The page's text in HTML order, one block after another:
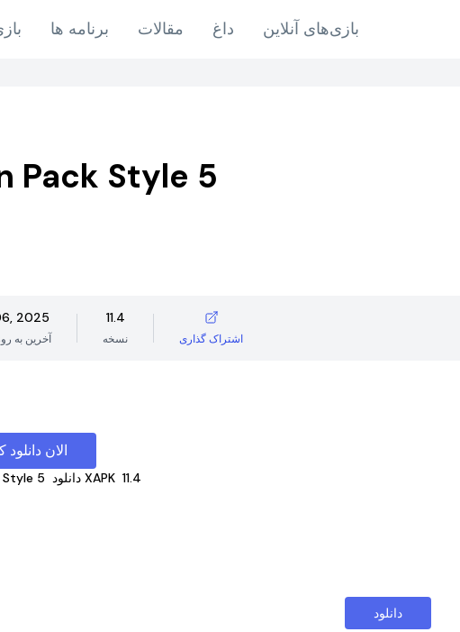
برنامه ها مقالات داغ بازی‌های آنلاین
Pack Style 5
2025
آخرین به
11.4
نسخه اشتراک گذاری
الان دانلود
Style 5 دانلود XAPK 11.4
دانلود